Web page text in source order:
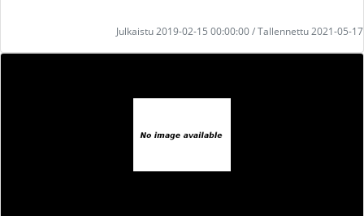
Julkaistu 2019-02-15 00:00:00 / Tallennettu 2021-05-17